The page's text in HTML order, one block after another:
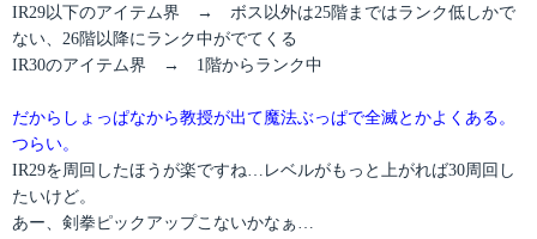
IR29以下のアイテム界 → ボス以外は25階まではランク低しかで
ない、26階以降にランク中がでてくる
IR30のアイテム界 → 1階からランク中
だからしょっぱなから教授が出て魔法ぶっぱで全滅とかよくある。
つらい。
IR29を周回したほうが楽ですね…レベルがもっと上がれば30周回し
たいけど。
あー、剣拳ピックアップこないかなぁ…